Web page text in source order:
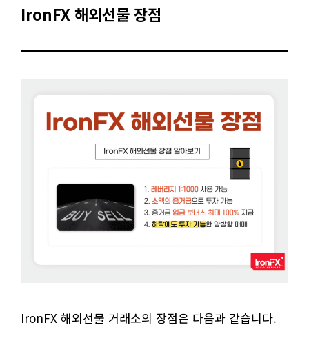
IronFX 해외선물 장점
IronFX 해외선물 거래소의 장점은 다음과 같습니다.